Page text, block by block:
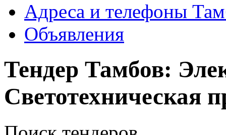
Адреса и телефоны
Объявления
Тендер Тамбов:
Светотехническая